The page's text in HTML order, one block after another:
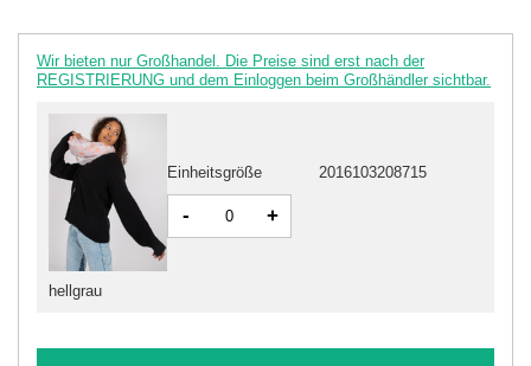
Wir bieten nur Großhandel. Die Preise sind erst nach der
REGISTRIERUNG und dem Einloggen beim Großhändler sichtbar.
hellgrau
Einheitsgröße 2016103208715
- +